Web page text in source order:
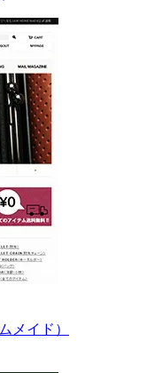
メイド）